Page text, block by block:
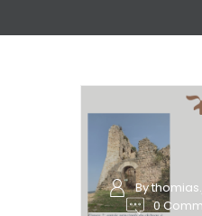
By
0